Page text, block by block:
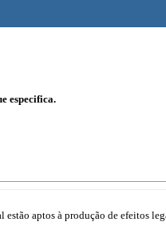
especifica.
aptos à produção de efeitos